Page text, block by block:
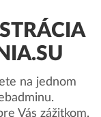
na jednom
Vás zážitkom.